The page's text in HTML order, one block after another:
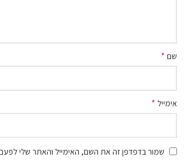
שם *
אימייל *
שמור בדפדפן זה את השם, האימייל והאתר שלי